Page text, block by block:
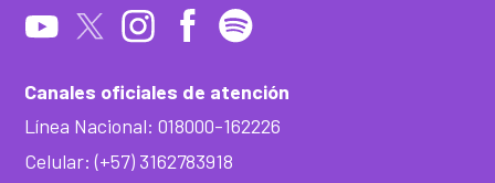
Canales oficiales de atención
Línea Nacional: 018000-162226
Celular: (+57) 3162783918